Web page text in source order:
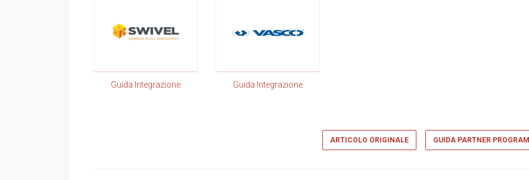
Guida Integrazione Guida Integrazione
GUIDA PARTNER PROGRAM
ARTICOLO ORIGINALE